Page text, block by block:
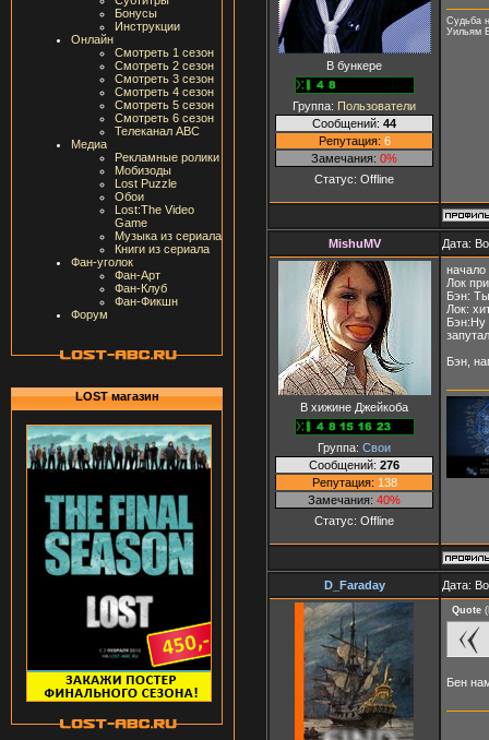
Бонусы
Инструкции
Онлайн
Смотреть 1 сезон
Смотреть 2 сезон
Смотреть 3 сезон
Смотреть 4 сезон
Смотреть 5 сезон
Смотреть 6 сезон
Телеканал ABC
Медиа
Рекламные ролики
Мобизоды
Lost Puzzle
Обои
Lost:The Video
Game
Музыка из сериала
Книги из сериала
Фан-уголок
Фан-Арт
Фан-Клуб
Фан-Фикшн
Форум
LOST магазин
В бункере
Группа: Пользователи
Сообщений: 44
Репутация: 6
Замечания: 0%
Статус: Offline
Судьба
Уильям
MishuMV Дата:
В хижине Джейкоба
Группа: Свои
Сообщений: 276
Репутация: 138
Замечания: 40%
Статус: Offline
начало
Лок
Бэн:
Лок:
Бэн:Ну
Бэн,
D_Faraday Дата:
Quote (
Бен